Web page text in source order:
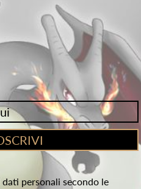
personali secondo le